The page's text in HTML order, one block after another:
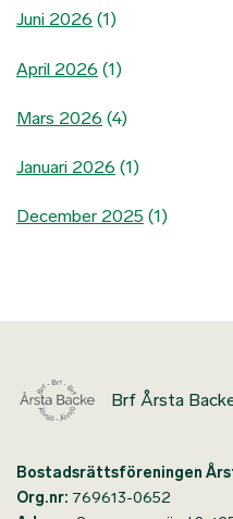
Juni 2026 (1)
April 2026 (1)
Mars 2026 (4)
Januari 2026 (1)
December 2025 (1)
Brf Årsta
Bostadsrättsföreningen
Org.nr: 769613-0652